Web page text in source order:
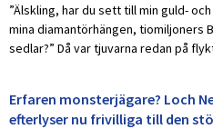
”Älskling, har du sett till min guld-
mina diamantörhängen, tiomiljoners
sedlar?” Då var tjuvarna redan på
Erfaren monsterjägare? Loch
efterlyser nu frivilliga till den